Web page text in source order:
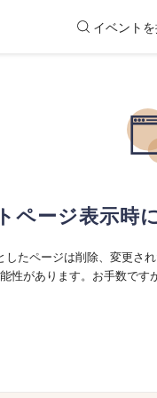
イベント
ページ表示時
したページは削除、変更さ
性があります。お手数です